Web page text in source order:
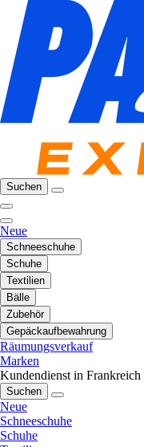
Suchen
Neue
Schneeschuhe
Schuhe
Textilien
Bälle
Zubehör
Gepäckaufbewahrung
Räumungsverkauf
Marken
Kundendienst in Frankreich
Suchen
Neue
Schneeschuhe
Schuhe